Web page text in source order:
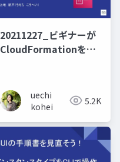
20211227_ビギナーが
CloudFormationを使
uechi
kohei
5.2K